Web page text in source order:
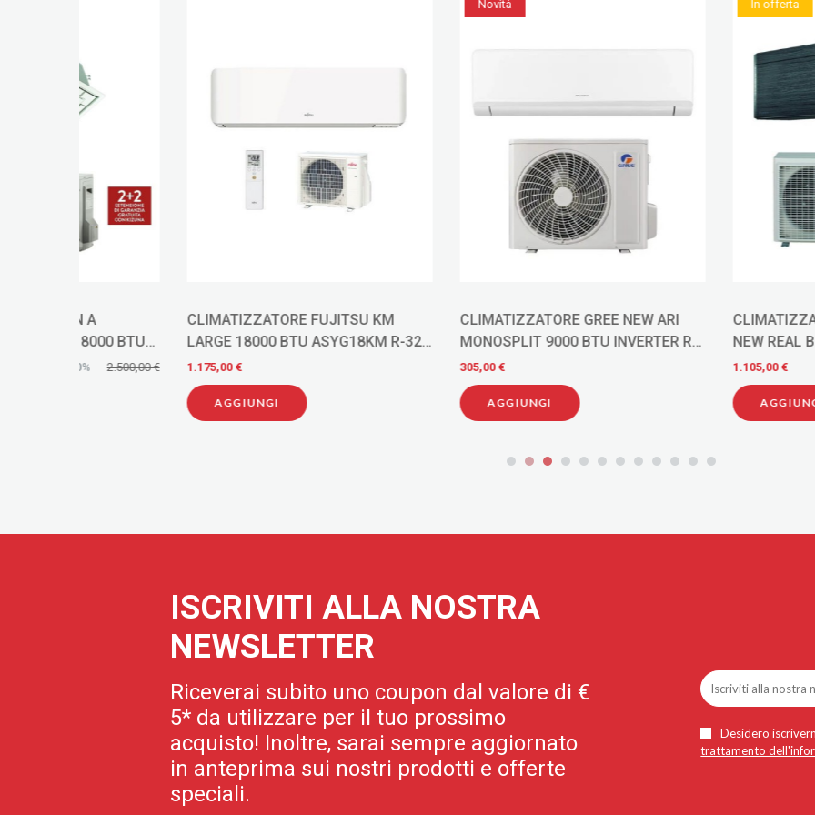
CLIMATIZZATORE FUJITSU KM
LARGE 18000 BTU ASYG18KM R-32
A++
1.175,00 €
CLIMATIZZATORE GREE NEW ARI
MONOSPLIT 9000 BTU INVERTER R-
CLIMATIZZATORE DAIKIN
NEW REAL BLACKWOOD
MONOSPLIT 7000 BTU R-32
-10%
ISCRIVITI ALLA NOSTRA
NEWSLETTER
Riceverai subito uno coupon dal valore di €
5* da utilizzare per il tuo prossimo
acquisto! Inoltre, sarai sempre aggiornato
in anteprima sui nostri prodotti e offerte
speciali.
Desidero
trattamento